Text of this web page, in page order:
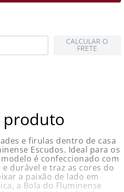
CALCULAR O
FRETE
produto
e firulas dentro de casa
Escudos. Ideal para os
é confeccionado com
durável e traz as cores do
a paixão de lado em
a Bola do Fluminense